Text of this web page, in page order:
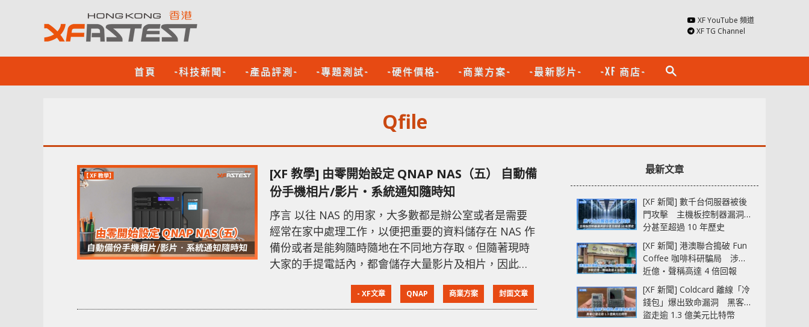
XF YouTube 頻道
XF TG Channel
首頁 -科技新聞- -產品評測- -專題測試- -硬件價格- -商業方案- -最新影片- -XF 商店- search
Qfile
[XF 教學] 由零開始設定 QNAP NAS（五） 自動備
份手機相片/影片‧系統通知隨時知
序言 以往 NAS 的用家，大多數都是辦公室或者是需要
經常在家中處理工作，以便把重要的資料儲存在 NAS 作
備份或者是能夠隨時隨地在不同地方存取。但隨著現時
大家的手提電話內，都會儲存大量影片及相片，因此就
相片和影片備份至 NAS，就算手機萬一出現任何問題或
意外損壞甚至被盜，都能保存各種珍貴回憶。 自動備
- XF文章 QNAP 商業方案 封面文章
最新文章
[XF 新聞] 數千台伺服器被後
門攻擊 主機板控制器漏洞部
分甚至超過 10 年歷史
[XF 新聞] 港澳聯合搗破 Fun
Coffee 咖啡科研騙局 涉款
近億‧聲稱高達 4 倍回報
[XF 新聞] Coldcard 離線「冷
錢包」爆出致命漏洞 黑客已
盜走逾 1.3 億美元比特幣